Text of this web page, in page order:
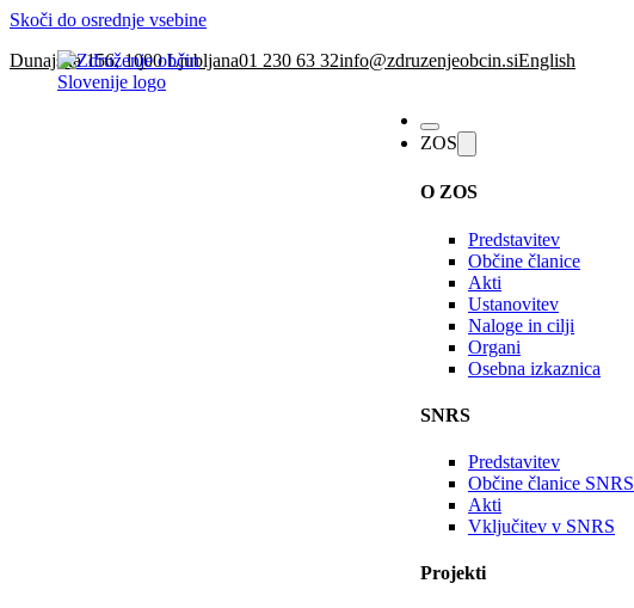
Skoči do osrednje vsebine
Dunajska 156, 1000 Ljubljana01 230 63 32info@zdruzenjeobcin.siEnglish
ZOS
O ZOS
Predstavitev
Občine članice
Akti
Ustanovitev
Naloge in cilji
Organi
Osebna izkaznica
SNRS
Predstavitev
Občine članice SNRS
Akti
Vključitev v SNRS
Projekti